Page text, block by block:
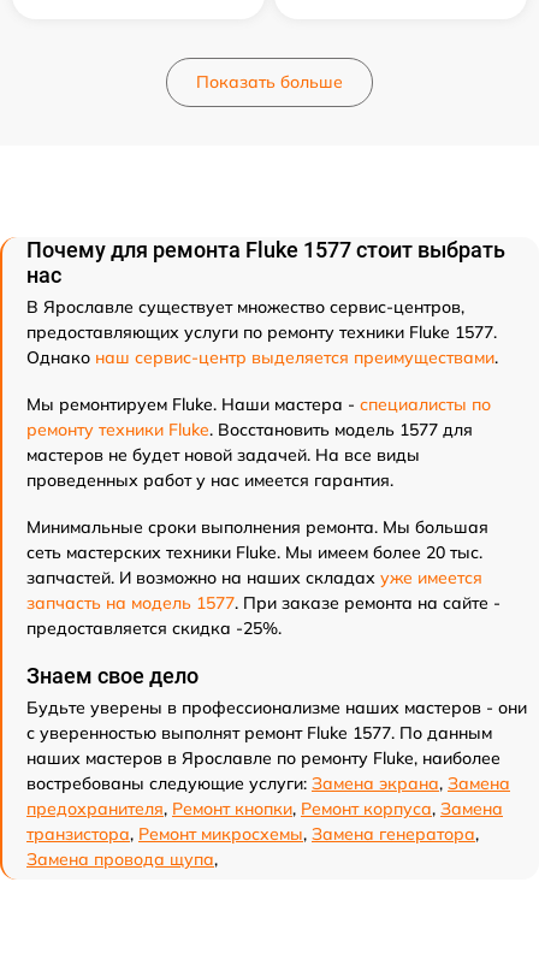
Показать больше
Почему для ремонта Fluke 1577 стоит выбрать
нас
В Ярославле существует множество сервис-центров,
предоставляющих услуги по ремонту техники Fluke 1577.
Однако наш сервис-центр выделяется преимуществами.
Мы ремонтируем Fluke. Наши мастера - специалисты по
ремонту техники Fluke. Восстановить модель 1577 для
мастеров не будет новой задачей. На все виды
проведенных работ у нас имеется гарантия.
Минимальные сроки выполнения ремонта. Мы большая
сеть мастерских техники Fluke. Мы имеем более 20 тыс.
запчастей. И возможно на наших складах уже имеется
запчасть на модель 1577. При заказе ремонта на сайте -
предоставляется скидка -25%.
Знаем свое дело
Будьте уверены в профессионализме наших мастеров - они
с уверенностью выполнят ремонт Fluke 1577. По данным
наших мастеров в Ярославле по ремонту Fluke, наиболее
востребованы следующие услуги: Замена экрана, Замена
предохранителя, Ремонт кнопки, Ремонт корпуса, Замена
транзистора, Ремонт микросхемы, Замена генератора,
Замена провода щупа,